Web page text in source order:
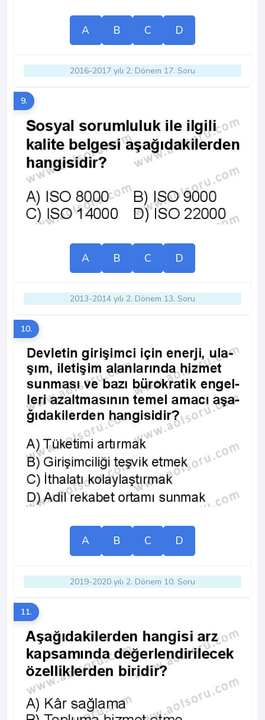
A B C D
2016-2017 yılı 2. Dönem 17. Soru
9.
A B C D
2013-2014 yılı 2. Dönem 13. Soru
10.
A B C D
2019-2020 yılı 2. Dönem 10. Soru
11.